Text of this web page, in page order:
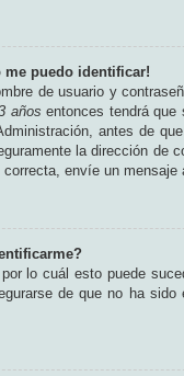
me puedo identificar!
de usuario y
años entonces tendrá que
antes de
la dirección de
envíe un mensaje
lo cuál esto puede
de que no ha